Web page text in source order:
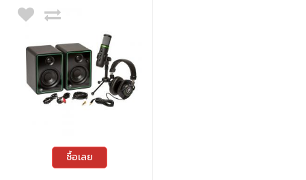
ซื้อเลย